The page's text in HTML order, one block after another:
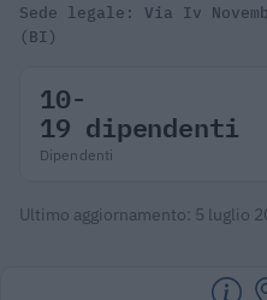
Sede legale: Via Iv
(BI)
10-
19 dipendenti
Dipendenti
Ultimo aggiornamento: 5 luglio